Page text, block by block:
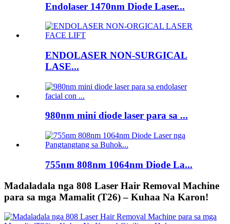
Endolaser 1470nm Diode Laser...
ENDOLASER NON-SURGICAL
LASE...
980nm mini diode laser para sa ...
755nm 808nm 1064nm Diode La...
Madaladala nga 808 Laser Hair Removal Machine
para sa mga Mamalit (T26) – Kuhaa Na Karon!